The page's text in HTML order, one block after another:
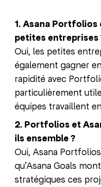
1. Asana
petites entreprises
Oui, les petites
également gagner
rapidité avec
particulièrement
équipes travaillent
2. Portfolios et
ils ensemble ?
Oui, Asana
qu’Asana Goals
stratégiques ces